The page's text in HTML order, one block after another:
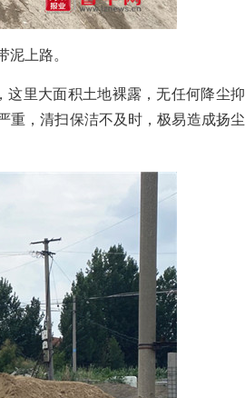
上路。
里大面积土地裸露，无任何降尘抑
重，清扫保洁不及时，极易造成扬尘